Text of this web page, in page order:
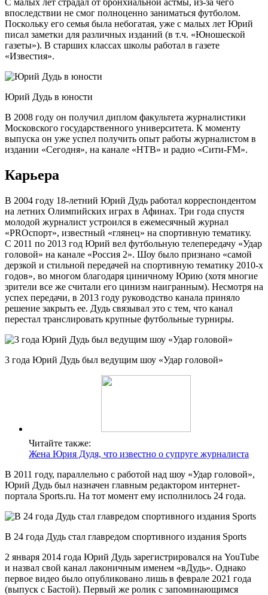
С малых лет страдал от бронхиальной астмы, из-за чего
впоследствии не смог полноценно заниматься футболом.
Поскольку его семья была небогатая, уже с малых лет Юрий
писал заметки для различных изданий (в т.ч. «Юношеской
газеты»). В старших классах школы работал в газете
«Известия».
Юрий Дудь в юности
В 2008 году он получил диплом факультета журналистики
Московского государственного университета. К моменту
выпуска он уже успел получить опыт работы журналистом в
издании «Сегодня», на канале «НТВ» и радио «Сити-FM».
Карьера
В 2004 году 18-летний Юрий Дудь работал корреспондентом
на летних Олимпийских играх в Афинах. Три года спустя
молодой журналист устроился в ежемесячный журнал
«PROспорт», известный «глянец» на спортивную тематику.
С 2011 по 2013 год Юрий вел футбольную телепередачу «Удар
головой» на канале «Россия 2». Шоу было признано «самой
дерзкой и стильной передачей на спортивную тематику 2010-х
годов», во многом благодаря циничному Юрию (хотя многие
зрители все же считали его цинизм наигранным). Несмотря на
успех передачи, в 2013 году руководство канала приняло
решение закрыть ее. Дудь связывал это с тем, что канал
перестал транслировать крупные футбольные турниры.
3 года Юрий Дудь был ведущим шоу «Удар головой»
Читайте также:
Жена Юрия Дудя, что известно о супруге журналиста
В 2011 году, параллельно с работой над шоу «Удар головой»,
Юрий Дудь был назначен главным редактором интернет-
портала Sports.ru. На тот момент ему исполнилось 24 года.
В 24 года Дудь стал главредом спортивного издания Sports
2 января 2014 года Юрий Дудь зарегистрировался на YouTube
и назвал свой канал лаконичным именем «вДудь». Однако
первое видео было опубликовано лишь в феврале 2021 года
(выпуск с Бастой). Первый же ролик с запоминающимся